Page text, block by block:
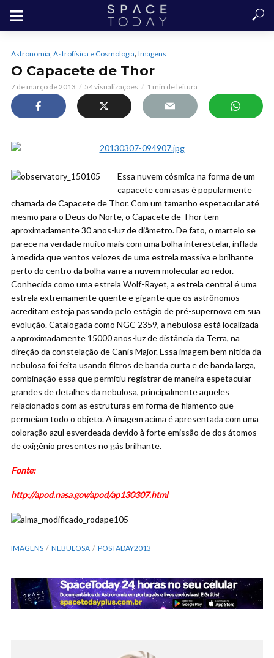
Astronomia, Astrofísica e Cosmologia, Imagens
O Capacete de Thor
7 de março de 2013 54 visualizações 1 min de leitura
Essa nuvem cósmica na forma de um
capacete com asas é popularmente
chamada de Capacete de Thor. Com um tamanho espetacular até
mesmo para o Deus do Norte, o Capacete de Thor tem
aproximadamente 30 anos-luz de diâmetro. De fato, o martelo se
parece na verdade muito mais com uma bolha interestelar, inflada
à medida que ventos velozes de uma estrela massiva e brilhante
perto do centro da bolha varre a nuvem molecular ao redor.
Conhecida como uma estrela Wolf-Rayet, a estrela central é uma
estrela extremamente quente e gigante que os astrônomos
acreditam esteja passando pelo estágio de pré-supernova em sua
evolução. Catalogada como NGC 2359, a nebulosa está localizada
a aproximadamente 15000 anos-luz de distância da Terra, na
direção da constelação de Canis Major. Essa imagem bem nítida da
nebulosa foi feita usando filtros de banda curta e de banda larga,
combinação essa que permitiu registrar de maneira espetacular
grandes de detalhes da nebulosa, principalmente aqueles
relacionados com as estruturas em forma de filamento que
permeiam todo o objeto. A imagem acima é apresentada com uma
coloração azul esverdeada devido à forte emissão de dos átomos
de oxigênio presentes no gás brilhante.
Fonte:
http://apod.nasa.gov/apod/ap130307.html
IMAGENS NEBULOSA POSTADAY2013